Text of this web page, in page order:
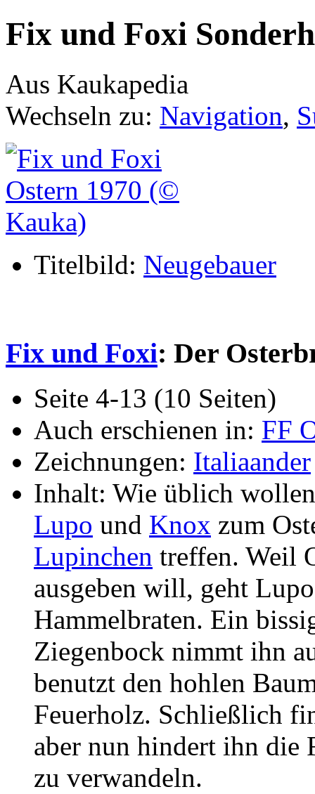
Fix und Foxi
Aus Kaukapedia
Wechseln zu: Navigation,
Titelbild: Neugebauer
Fix und Foxi: Der
Seite 4-13 (10 Seiten)
Auch erschienen in: FF
Zeichnungen: Italiaander
Inhalt: Wie üblich
Lupo und Knox zum
Lupinchen treffen. Weil
ausgeben will, geht
Hammelbraten. Ein
Ziegenbock nimmt ihn
benutzt den hohlen
Feuerholz. Schließlich
aber nun hindert ihn die
zu verwandeln.